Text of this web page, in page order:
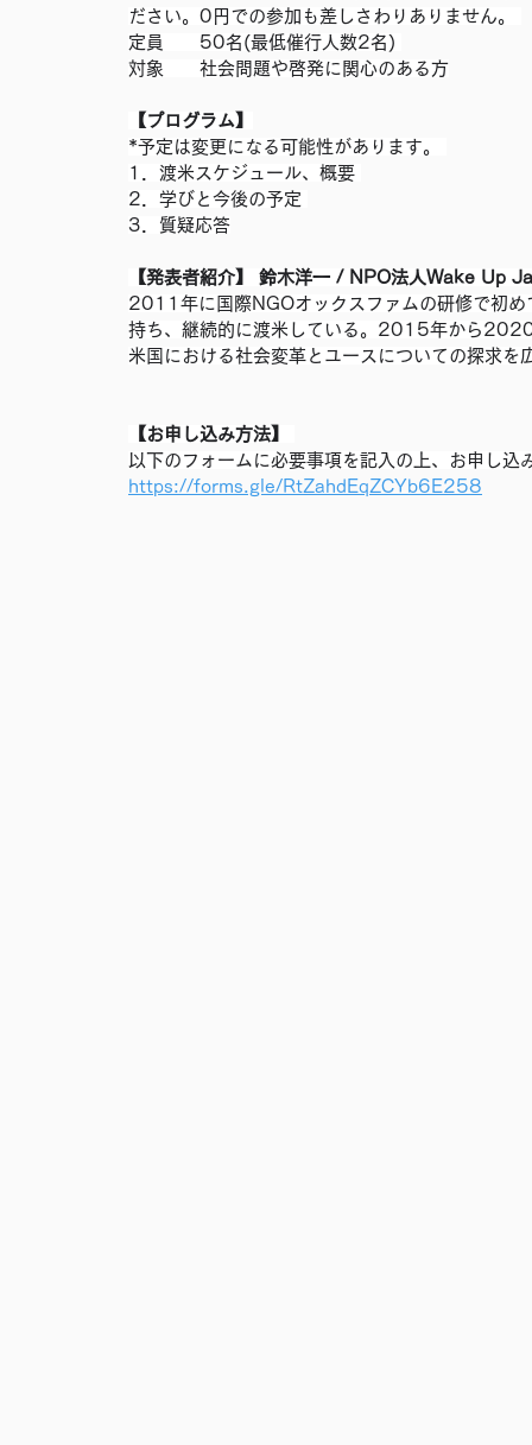
ださい。0円での参加も差しさわりありません。
定員　　50名(最低催行人数2名)
対象　　社会問題や啓発に関心のある方
【プログラム】
*予定は変更になる可能性があります。
1．渡米スケジュール、概要
2．学びと今後の予定
3．質疑応答
【発表者紹介】 鈴木洋一 / NPO法人Wake Up
2011年に国際NGOオックスファムの研修で初め
持ち、継続的に渡米している。2015年から
米国における社会変革とユースについての探求
【お申し込み方法】
以下のフォームに必要事項を記入の上、お申し込
https://forms.gle/RtZahdEqZCYb6E258